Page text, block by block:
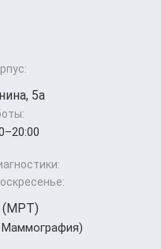
5а
(МРТ)